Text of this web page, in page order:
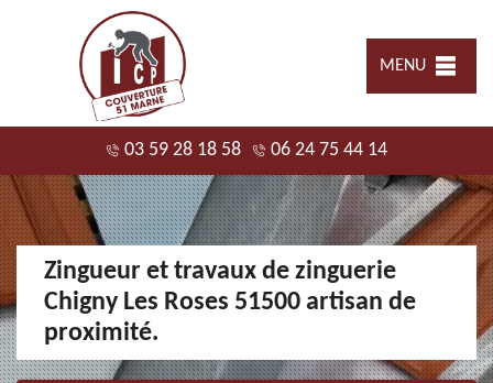
MENU
03 59 28 18 58 06 24 75 44 14
Zingueur et travaux de zinguerie
Chigny Les Roses 51500 artisan de
proximité.